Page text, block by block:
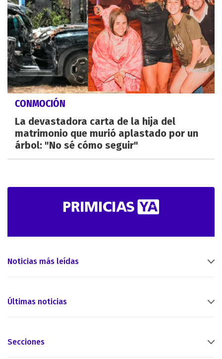
CONMOCIÓN
La devastadora carta de la hija del
matrimonio que murió aplastado por un
árbol: "No sé cómo seguir"
Noticias más leídas
Últimas noticias
Secciones